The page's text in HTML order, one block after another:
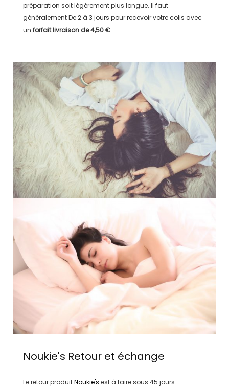
préparation soit légérement plus longue. Il faut
généralementDe 2 à 3 jours pour recevoir votre colis avec
un forfait livraison de4,50 €
Noukie's Retour et échange
Le retour produitNoukie's est à faire sous 45 jours